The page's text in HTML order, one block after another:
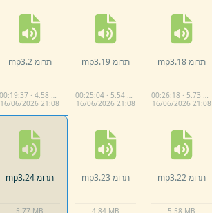
תרומ 18. mp3
00:26:18 · 5.73 MB
16/06/2026 21:08
תרומ 19. mp3
00:25:04 · 5.54 MB
16/06/2026 21:08
תרומ 2. mp3
00:19:37 · 4.58 MB
16/06/2026 21:08
תרומ 22. mp3
5. 58 MB
תרומ 23. mp3
4. 84 MB
תרומ 24. mp3
5. 77 MB